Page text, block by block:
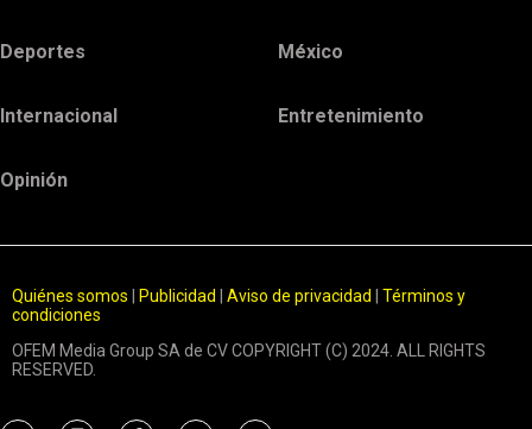
Deportes México
Internacional Entretenimiento
Opinión
Quiénes somos Publicidad Aviso de privacidad
Términos y
condiciones
OFEM Media Group SA de CV COPYRIGHT (C) 2024. ALL RIGHTS
RESERVED.